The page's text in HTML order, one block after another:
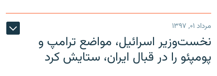
مرداد ۰۱, ۱۳۹۷
نخست‌وزیر اسرائیل، مواضع ترامپ و
پومپئو را در قبال ایران، ستایش کرد